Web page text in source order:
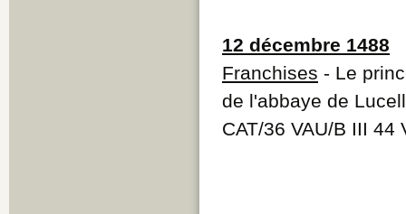
12 décembre 1488
Franchises - Le
de l'abbaye de
CAT/36 VAU/B III 44